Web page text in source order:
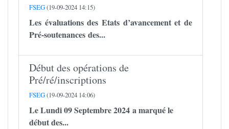
FSEG(19-09-2024 14:15)
Les évaluations des Etats d’avancement et de
Pré-soutenances des...
Début des opérations de
Pré/ré/inscriptions
FSEG(19-09-2024 14:06)
Le Lundi 09 Septembre 2024 a marqué le
début des...